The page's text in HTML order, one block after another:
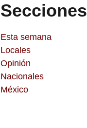
Secciones
Esta semana
Locales
Opinión
Nacionales
México